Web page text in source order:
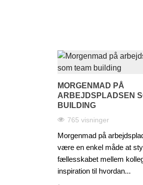
MORGENMAD PÅ
ARBEJDSPLADSEN
BUILDING
765 visninger
Morgenmad på
være en enkel måde at
fællesskabet mellem
inspiration til hvordan...